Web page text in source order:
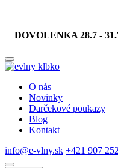
DOVOLENKA 28.7 -
O nás
Novinky
Darčekové poukazy
Blog
Kontakt
info@e-vlny.sk +421 907